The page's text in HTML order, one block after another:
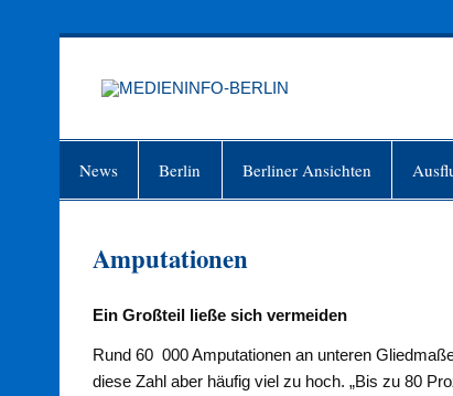
News Berlin Berliner Ansichten
Amputationen
Ein Großteil ließe sich vermeiden
Rund 60 000 Amputationen an unteren
diese Zahl aber häufig viel zu hoch. „Bis zu 80